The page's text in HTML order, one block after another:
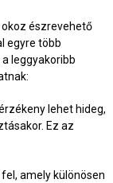
észrevehető
egyre több
leggyakoribb
lehet hideg,
Ez az
amely különösen